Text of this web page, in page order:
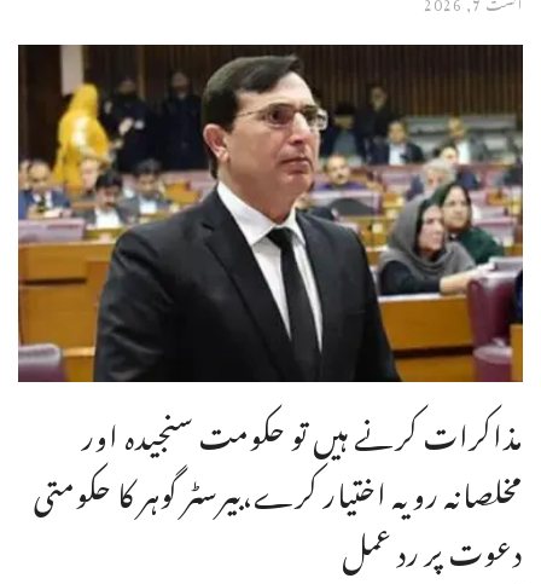
مذاکرات کرنے ہیں تو حکومت سنجیدہ اور
مخلصانہ رویہ اختیار کرے،بیرسٹر گوہر کا حکومتی
دعوت پر رد عمل